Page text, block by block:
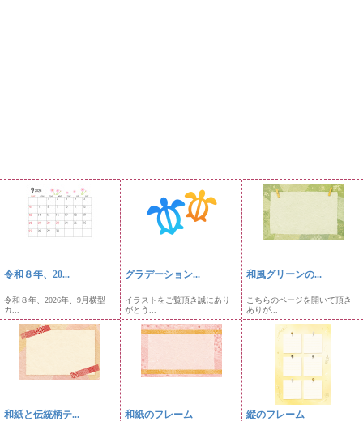
令和８年、20...
令和８年、2026年、9月横型
カ...
グラデーション...
イラストをご覧頂き誠にあり
がとう...
和風グリーンの...
こちらのページを開いて頂き
ありが...
和紙と伝統柄テ... 和紙のフレーム 縦のフレーム